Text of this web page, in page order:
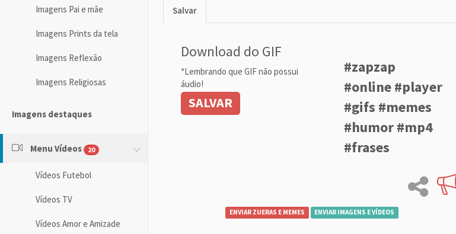
Imagens Pai e mãe
Imagens Prints da tela
Imagens Reflexão
Imagens Religiosas
Imagens destaques
Menu Vídeos 20
Vídeos Futebol
Vídeos TV
Vídeos Amor e Amizade
Salvar
Download do GIF
*Lembrando que GIF não possui
áudio!
SALVAR
#zapzap
#online #player
#gifs #memes
#humor #mp4
#frases
ENVIAR ZUERAS E MEMES ENVIAR IMAGENS E VÍDEOS